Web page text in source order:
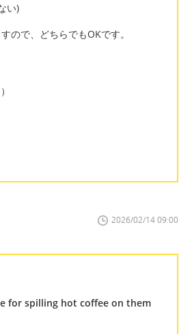
い)
で、どちらでもOKです。
2026/02/14 09:00
for spilling hot coffee on them